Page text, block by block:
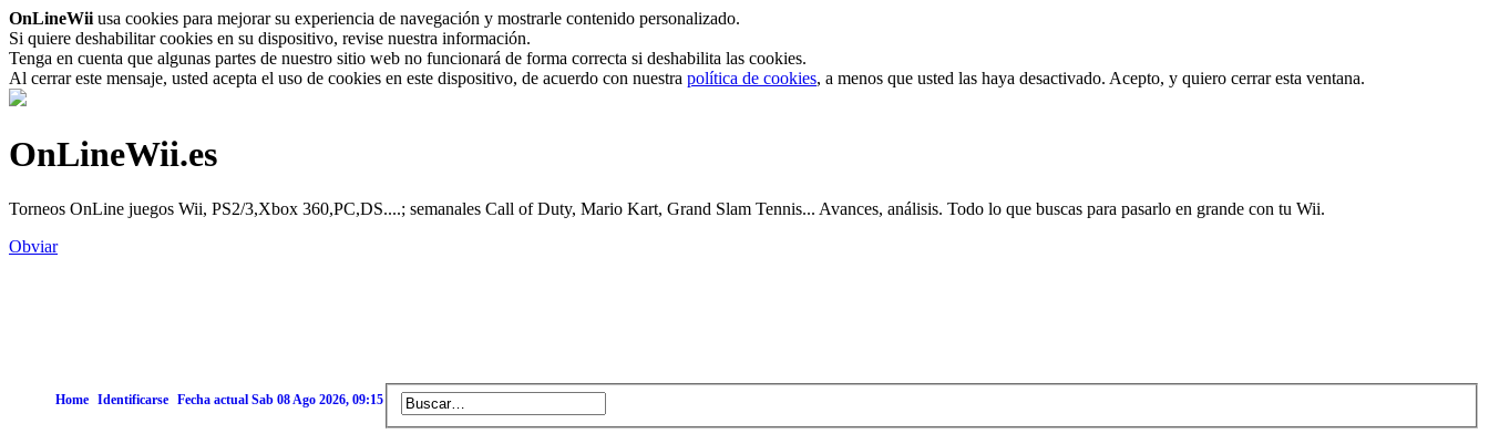
OnLineWii usa cookies para mejorar su experiencia de navegación y mostrarle contenido personalizado.
Si quiere deshabilitar cookies en su dispositivo, revise nuestra información.
Tenga en cuenta que algunas partes de nuestro sitio web no funcionará de forma correcta si deshabilita las cookies.
Al cerrar este mensaje, usted acepta el uso de cookies en este dispositivo, de acuerdo con nuestra política de cookies, a menos que usted las haya desactivado. Acepto, y quiero cerrar esta ventana.
OnLineWii.es
Torneos OnLine juegos Wii, PS2/3,Xbox 360,PC,DS....; semanales Call of Duty, Mario Kart, Grand Slam Tennis... Avances, análisis. Todo lo que buscas para pasarlo en grande con tu Wii.
Obviar
Home Identificarse Fecha actual Sab 08 Ago 2026, 09:15